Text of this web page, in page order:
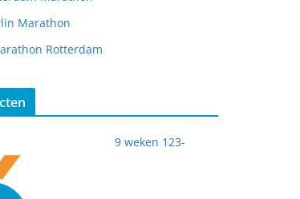
Marathon
Rotterdam
9 weken 123-